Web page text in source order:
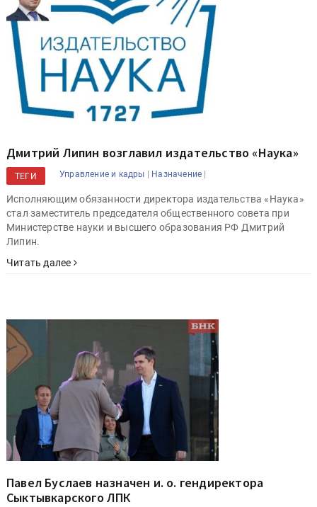
Дмитрий Липин возглавил издательство «Наука»
ТЕГИ Управление и кадры | Назначение |
Исполняющим обязанности директора издательства «Наука»
стал заместитель председателя общественного совета при
Министерстве науки и высшего образования РФ Дмитрий
Липин.
Читать далее
Павел Буслаев назначен и. о. гендиректора
Сыктывкарского ЛПК